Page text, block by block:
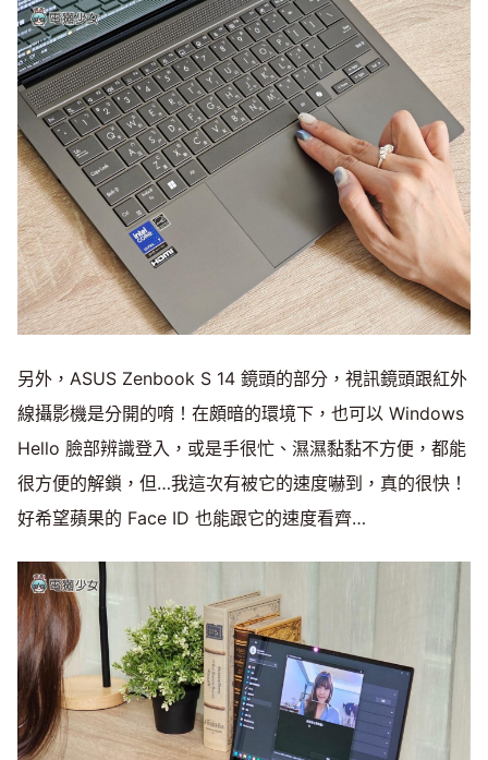
另外，ASUS Zenbook S 14 鏡頭的部分，視訊鏡頭跟紅外
線攝影機是分開的唷！在頗暗的環境下，也可以 Windows
Hello 臉部辨識登入，或是手很忙、濕濕黏黏不方便，都能
很方便的解鎖，但…我這次有被它的速度嚇到，真的很快！
好希望蘋果的 Face ID 也能跟它的速度看齊…